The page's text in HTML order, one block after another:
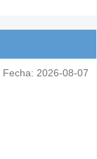
Fecha: 2026-08-07